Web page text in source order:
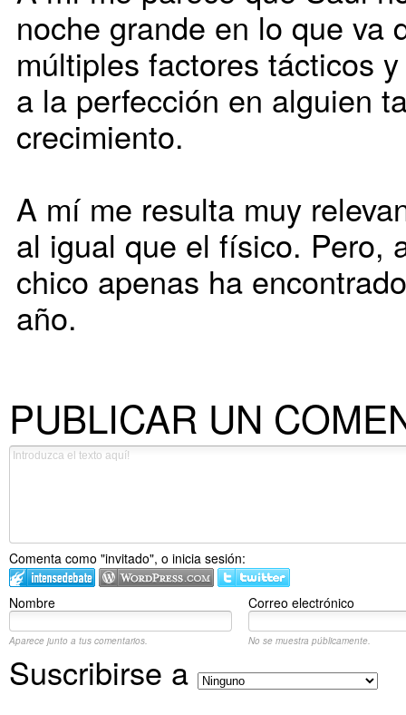
noche grande en lo que va
múltiples factores tácticos
a la perfección en alguien
crecimiento.
A mí me resulta muy
al igual que el físico. Pero,
chico apenas ha
año.
PUBLICAR UN
Comenta como "invitado", o inicia sesión:
Nombre Correo electrónico
Aparece junto a tus comentarios. No se muestra públicamente.
Suscribirse a